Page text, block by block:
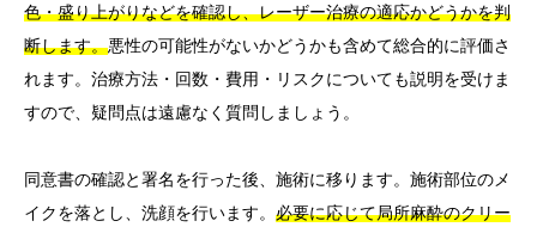
色・盛り上がりなどを確認し、レーザー治療の適応かどうかを判
断します。悪性の可能性がないかどうかも含めて総合的に評価さ
れます。治療方法・回数・費用・リスクについても説明を受けま
すので、疑問点は遠慮なく質問しましょう。
同意書の確認と署名を行った後、施術に移ります。施術部位のメ
イクを落とし、洗顔を行います。 必要に応じて局所麻酔のクリー